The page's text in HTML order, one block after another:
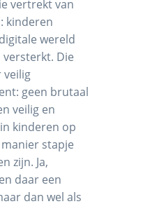
vertrekt van
kinderen
wereld
Die
veilig
geen brutaal
veilig en
kinderen op
stapje
zijn. Ja,
daar een
dan wel als